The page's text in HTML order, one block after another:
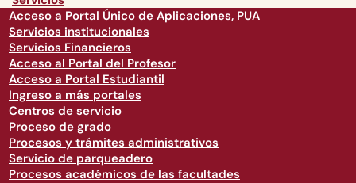
Acceso a Portal Único de Aplicaciones, PUA
Servicios institucionales
Servicios Financieros
Acceso al Portal del Profesor
Acceso a Portal Estudiantil
Ingreso a más portales
Centros de servicio
Proceso de grado
Procesos y trámites administrativos
Servicio de parqueadero
Procesos académicos de las facultades